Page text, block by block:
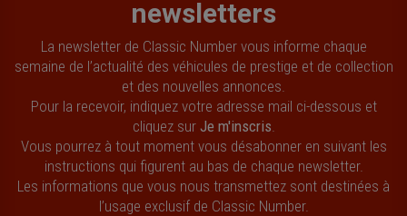
newsletters
La newsletter de Classic Number vous informe chaque
semaine de l’actualité des véhicules de prestige et de collection
et des nouvelles annonces.
Pour la recevoir, indiquez votre adresse mail ci-dessous et
cliquez sur Je m'inscris
Vous pourrez à tout moment vous désabonner en suivant les
instructions qui figurent au bas de chaque newsletter.
Les informations que vous nous transmettez sont destinées à
l’usage exclusif de Classic Number.